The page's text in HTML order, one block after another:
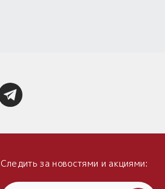
Следить за новостями и акциями: